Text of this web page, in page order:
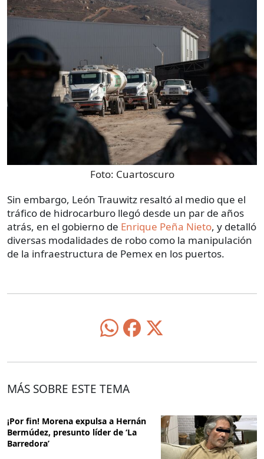
Foto: Cuartoscuro
Sin embargo, León Trauwitz resaltó al medio que el
tráfico de hidrocarburo llegó desde un par de años
atrás, en el gobierno de Enrique Peña Nieto, y detalló
diversas modalidades de robo como la manipulación
de la infraestructura de Pemex en los puertos.
MÁS SOBRE ESTE TEMA
¡Por fin! Morena expulsa a Hernán
Bermúdez, presunto líder de ‘La
Barredora’